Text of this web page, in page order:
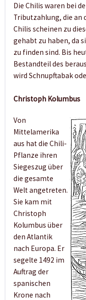
Die Chilis waren bei
Tributzahlung, die an
Chilis scheinen zu
gehabt zu haben, da
zu finden sind. Bis
Bestandteil des
wird Schnupftabak
Christoph Kolumbus
Von
Mittelamerika
aus hat die Chili-
Pflanze ihren
Siegeszug über
die gesamte
Welt angetreten.
Sie kam mit
Christoph
Kolumbus über
den Atlantik
nach Europa. Er
segelte 1492 im
Auftrag der
spanischen
Krone nach